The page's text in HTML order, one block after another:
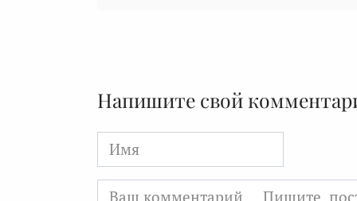
Напишите свой
Имя